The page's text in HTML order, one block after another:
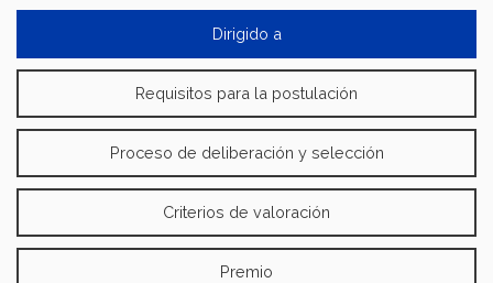
Dirigido a
Requisitos para la postulación
Proceso de deliberación y selección
Criterios de valoración
Premio